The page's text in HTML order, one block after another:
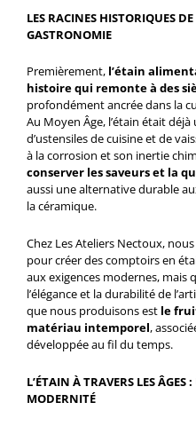
LES RACINES HISTORIQUES
GASTRONOMIE
Premièrement, l’étain
histoire qui remonte à des
profondément ancrée dans la
Au Moyen Âge, l’étain était
d’ustensiles de cuisine et de
à la corrosion et son inertie
conserver les saveurs et la
aussi une alternative durable
la céramique.
Chez Les Ateliers Nectoux,
pour créer des comptoirs en
aux exigences modernes, mais
l’élégance et la durabilité de
que nous produisons est le
matériau intemporel,
développée au fil du temps.
L’ÉTAIN À TRAVERS LES
MODERNITÉ